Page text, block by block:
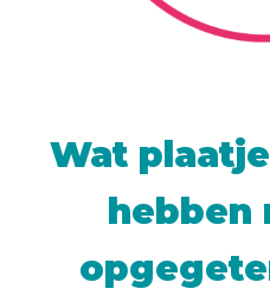
Wat
hebben